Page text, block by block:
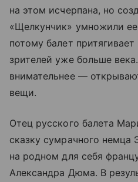
на этом исчерпана, но
«Щелкунчик» умножили
потому балет
зрителей уже больше
внимательнее —
вещи.
Отец русского балета
сказку сумрачного немца
на родном для себя
Александра Дюма. В